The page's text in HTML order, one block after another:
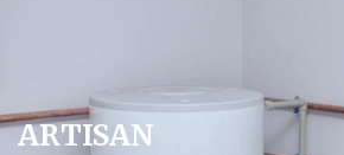
ARTISAN